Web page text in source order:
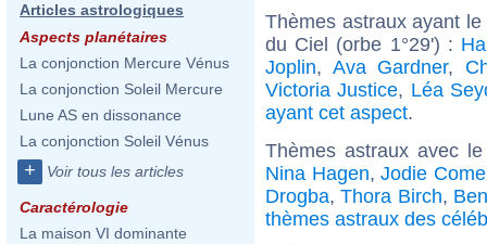
Articles astrologiques
Aspects planétaires
La conjonction Mercure Vénus
La conjonction Soleil Mercure
Lune AS en dissonance
La conjonction Soleil Vénus
+ Voir tous les articles
Caractérologie
La maison VI dominante
Thèmes astraux ayant
du Ciel (orbe 1°29') :
Joplin, Ava Gardner,
Victoria Justice, Léa
ayant cet aspect.
Thèmes astraux avec
Nina Hagen, Jodie
Drogba,Thora Birch,
thèmes astraux des